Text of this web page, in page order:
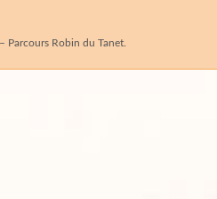
Parcours Robin du Tanet.